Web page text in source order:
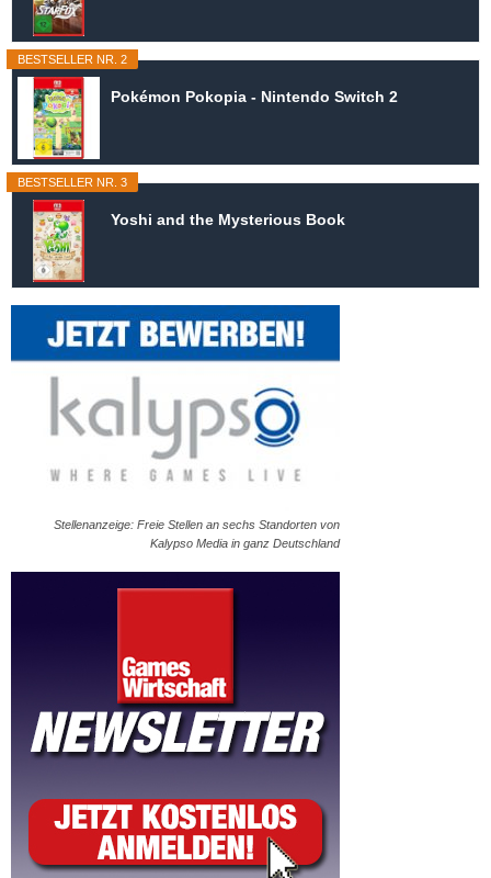
BESTSELLER NR. 2
Pokémon Pokopia - Nintendo Switch 2
BESTSELLER NR. 3
Yoshi and the Mysterious Book
Stellenanzeige: Freie Stellen an sechs Standorten von
Kalypso Media in ganz Deutschland